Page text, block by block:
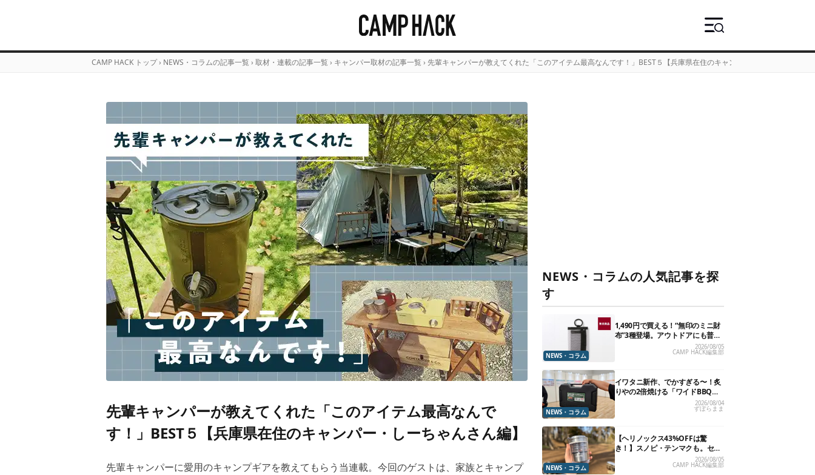
CAMP HACK トップ › NEWS・コラムの記事一覧 › 取材・連載の記事一覧 › キャンパー取材の記事一覧 › 先輩キャンパーが教えてくれた「このアイテム最高なんです！」BEST５【兵庫県在住のキャンパー・しーちゃんさん
先輩キャンパーが教えてくれた「このアイテム最高なんで
す！」BEST５【兵庫県在住のキャンパー・しーちゃんさん編】
先輩キャンパーに愛用のキャンプギアを教えてもらう当連載。今回のゲストは、家族とキャンプ
NEWS・コラムの人気記事を探
す
NEWS・コラム
1,490円で買える！“無印のミニ財
布”3種登場。アウトドアにも普段
2026/08/05
CAMP HACK編集部
NEWS・コラム
イワタニ新作、でかすぎる〜！炙
りやの2倍焼ける「ワイドBBQグ
リル」で“豪快焼肉”できるよ【再
販開始】
2026/08/04
ずぼらまま
NEWS・コラム
【ヘリノックス43%OFFは驚
き！】スノピ・テンマクも。セー
ル中の「見逃せないキャンプ道
具」12選
2026/08/05
CAMP HACK編集部